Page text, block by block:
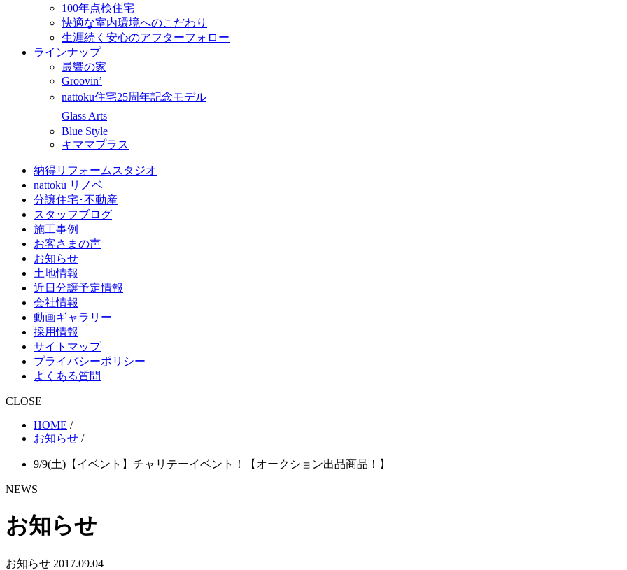
100年点検住宅
快適な室内環境へのこだわり
生涯続く安心のアフターフォロー
ラインナップ
最響の家
Groovin’
nattoku住宅25周年記念モデル
Glass Arts
Blue Style
キママプラス
納得リフォームスタジオ
nattoku リノベ
分譲住宅･不動産
スタッフブログ
施工事例
お客さまの声
お知らせ
土地情報
近日分譲予定情報
会社情報
動画ギャラリー
採用情報
サイトマップ
プライバシーポリシー
よくある質問
CLOSE
HOME /
お知らせ /
9/9(土)【イベント】チャリテーイベント！【オークション出品商品！】
NEWS
お知らせ
お知らせ 2017.09.04